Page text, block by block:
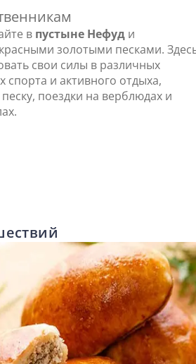
в пустыне Нефуд и
золотыми песками.
свои силы в различных
спорта и активного отдыха,
поездки на верблюдах и